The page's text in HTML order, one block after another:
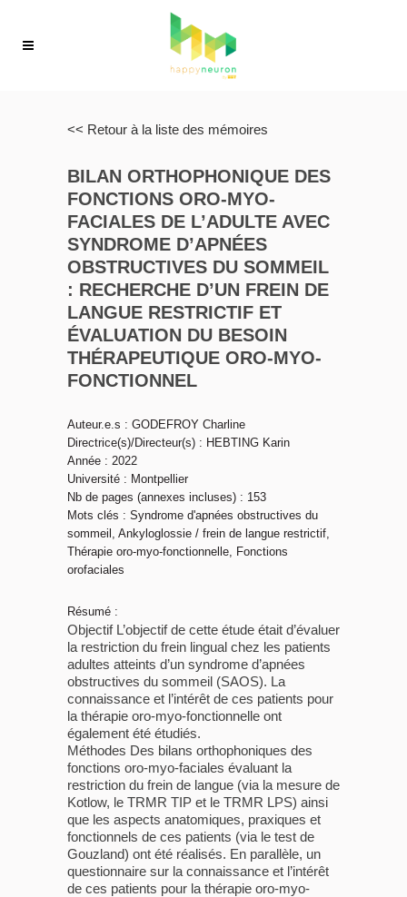
<< Retour à la liste des mémoires
BILAN ORTHOPHONIQUE DES
FONCTIONS ORO-MYO-
FACIALES DE L’ADULTE AVEC
SYNDROME D’APNÉES
OBSTRUCTIVES DU SOMMEIL
: RECHERCHE D’UN FREIN DE
LANGUE RESTRICTIF ET
ÉVALUATION DU BESOIN
THÉRAPEUTIQUE ORO-MYO-
FONCTIONNEL
Auteur.e.s : GODEFROY Charline
Directrice(s)/Directeur(s) : HEBTING Karin
Année : 2022
Université : Montpellier
Nb de pages (annexes incluses) : 153
Mots clés : Syndrome d'apnées obstructives du
sommeil, Ankyloglossie / frein de langue restrictif,
Thérapie oro-myo-fonctionnelle, Fonctions
orofaciales
Résumé :
Objectif L’objectif de cette étude était d’évaluer
la restriction du frein lingual chez les patients
adultes atteints d’un syndrome d’apnées
obstructives du sommeil (SAOS). La
connaissance et l’intérêt de ces patients pour
la thérapie oro-myo-fonctionnelle ont
également été étudiés.
Méthodes Des bilans orthophoniques des
fonctions oro-myo-faciales évaluant la
restriction du frein de langue (via la mesure de
Kotlow, le TRMR TIP et le TRMR LPS) ainsi
que les aspects anatomiques, praxiques et
fonctionnels de ces patients (via le test de
Gouzland) ont été réalisés. En parallèle, un
questionnaire sur la connaissance et l’intérêt
de ces patients pour la thérapie oro-myo-